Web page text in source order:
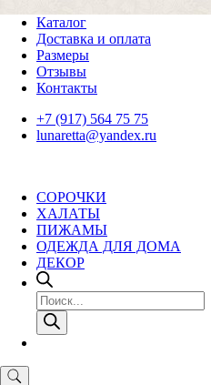
Skip
content
Каталог
Доставка и оплата
Размеры
Отзывы
Контакты
+7 (917) 564 75 75
lunaretta@yandex.ru
СОРОЧКИ
ХАЛАТЫ
ПИЖАМЫ
ОДЕЖДА ДЛЯ ДОМА
ДЕКОР
Поиск
товаров